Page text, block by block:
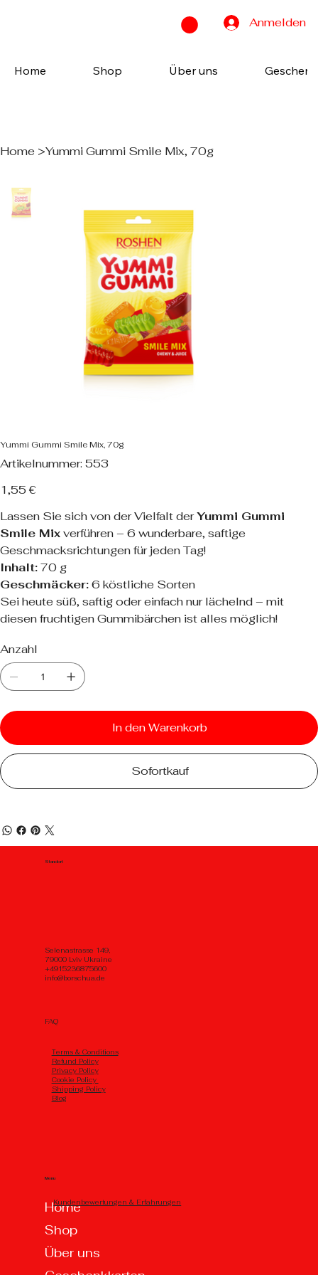
Anmelden
Home Shop Über uns
Home >Yummi Gummi Smile Mix, 70g
Yummi Gummi Smile Mix, 70g
Artikelnummer: Artikelnummer:
553
553
Preis
1,55 €
Lassen Sie sich von der Vielfalt derYummi Gummi
Smile Mixverführen – 6 wunderbare, saftige
Geschmacksrichtungen für jeden Tag!
Inhalt:70 g
Geschmäcker:6 köstliche Sorten
Sei heute süß, saftig oder einfach nur lächelnd – mit
diesen fruchtigen Gummibärchen ist alles möglich!
Anzahl
In den Warenkorb
Sofortkauf
Standort
Selenastrasse 149,
79000 Lviv Ukraine
+4915236875600
info@borschua.de
Menu
Home
Shop
Über uns
FAQ
Тerms & Conditions
Refund Policy
Privacy Policy
Cookie Policy
Shipping Policy
Blog
Kundenbewertungen & Erfahrungen